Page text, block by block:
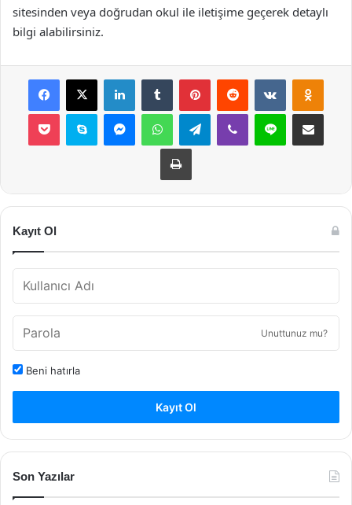
sitesinden veya doğrudan okul ile iletişime geçerek detaylı
bilgi alabilirsiniz.
Facebook
X LinkedInTumblr PinterestReddit VKontakte
Pocket Skype MessengerWhatsAppTelegramViber Line E-Posta ile
Yazdır
Kayıt Ol
Unuttunuz mu?
Beni hatırla
Kayıt Ol
Son Yazılar